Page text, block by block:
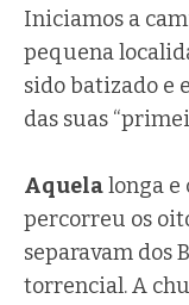
Iniciamos a
pequena
sido batizado e
das suas
Aquelalonga e
percorreu os
separavam dos
torrencial. A